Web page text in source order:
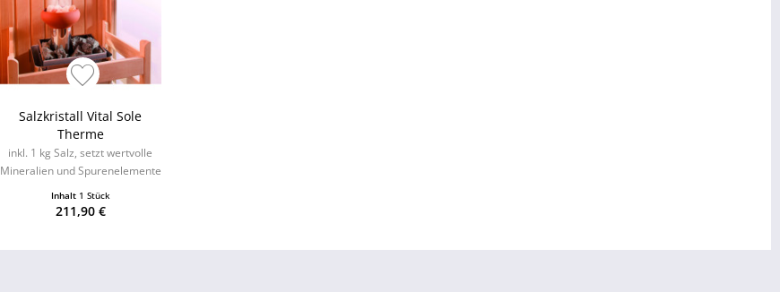
Salzkristall Vital Sole
Therme
inkl. 1 kg Salz, setzt wertvolle
Mineralien und Spurenelemente
Inhalt 1 Stück
211,90 €